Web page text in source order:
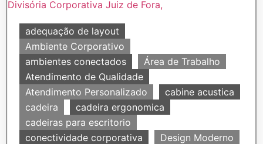
adequação de layout
Ambiente Corporativo
ambientes conectados
Área de Trabalho
Atendimento de Qualidade
Atendimento Personalizado
cabine acustica
cadeira
cadeira ergonomica
cadeiras para escritorio
conectividade corporativa
Design Moderno